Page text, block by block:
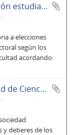
Primer comunicado del consejo electoral a la población estudiantil de la Facultad de Ciencias del Hombre y de la Naturaleza
a elecciones
según los
acordando:
Estatutos de la Sociedad de Estudiantes de la Facultad de Ciencias del Hombre y de la Naturaleza
y deberes de los